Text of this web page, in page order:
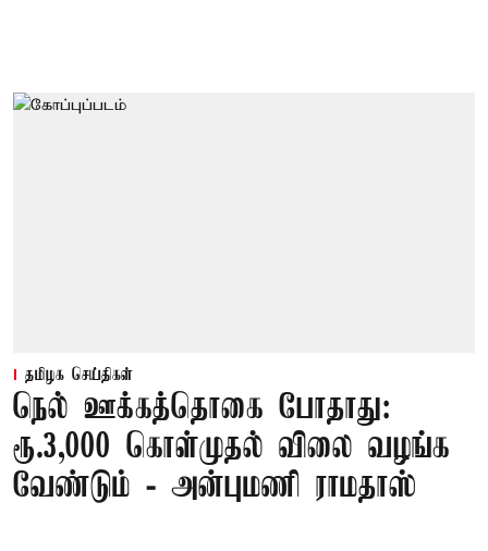
தமிழக செய்திகள்
நெல் ஊக்கத்தொகை போதாது:
ரூ.3,000 கொள்முதல் விலை வழங்க
வேண்டும் - அன்புமணி ராமதாஸ்